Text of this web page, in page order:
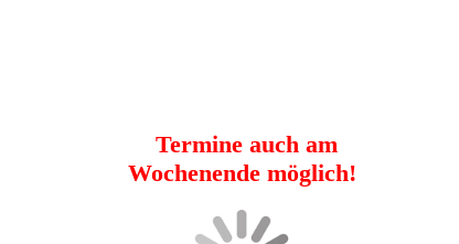
Termine auch am
Wochenende möglich!